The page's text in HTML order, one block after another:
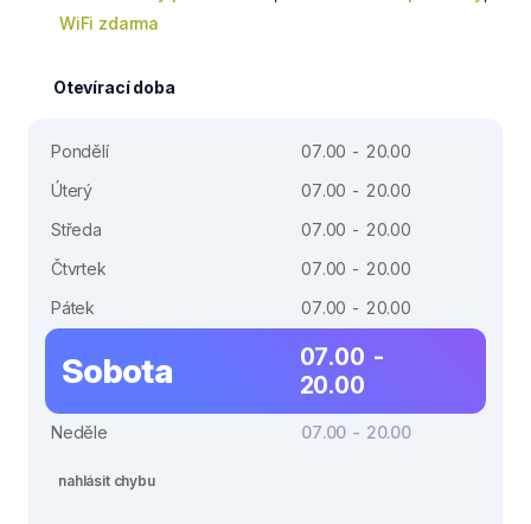
WiFi zdarma
Otevírací doba
Pondělí
07.00 - 20.00
Úterý
07.00 - 20.00
Středa
07.00 - 20.00
Čtvrtek
07.00 - 20.00
Pátek
07.00 - 20.00
Sobota
07.00 -
20.00
Neděle 07.00 - 20.00
nahlásit chybu